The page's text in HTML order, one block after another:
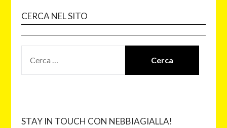
CERCA NEL SITO
STAY IN TOUCH CON NEBBIAGIALLA!